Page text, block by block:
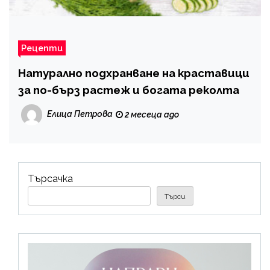
Рецепти
Натурално подхранване на краставици
за по-бърз растеж и богата реколта
Елица Петрова 2 месеца ago
Търсачка
Търси